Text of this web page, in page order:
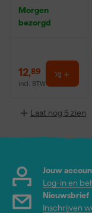
16
Morgen
bezorgd
12,89
incl. BTW
Laat nog 5 zien
Jouw
Log-in en
Nieuwsbrief
Inschrijven